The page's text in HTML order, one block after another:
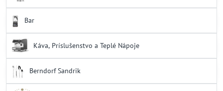
Bar
Káva, Príslušenstvo a Teplé Nápoje
Berndorf Sandrik